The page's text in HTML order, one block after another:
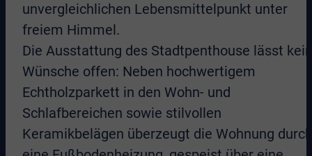
unvergleichlichen Lebensmittelpunkt unter
freiem Himmel.
Die Ausstattung des Stadtpenthouse lässt
Wünsche offen: Neben hochwertigem
Echtholzparkett in den Wohn- und
Schlafbereichen sowie stilvollen
Keramikbelägen überzeugt die Wohnung durch